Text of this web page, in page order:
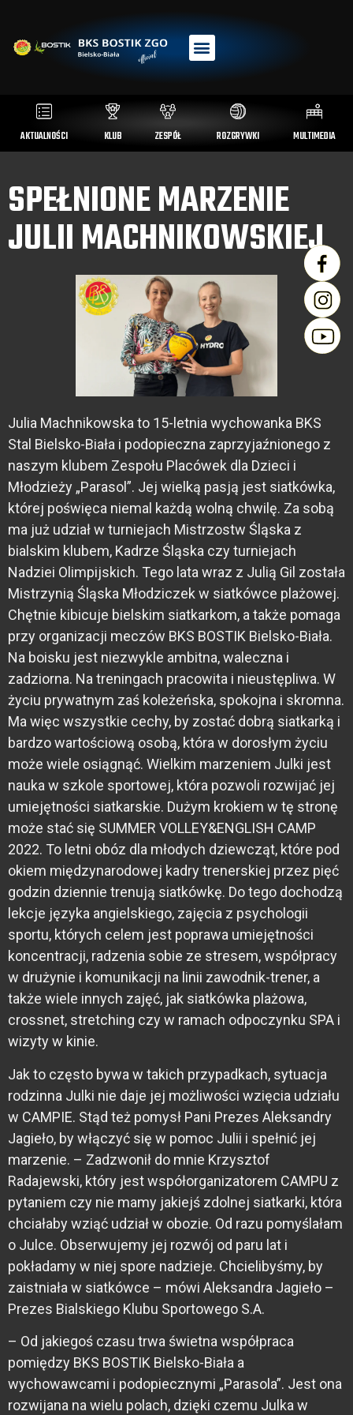
AKTUALNOŚCI KLUB ZESPÓŁ ROZGRYWKI MULTIMEDIA
SPEŁNIONE MARZENIE
JULII MACHNIKOWSKIEJ
Julia Machnikowska to 15-letnia wychowanka BKS
Stal Bielsko-Biała i podopieczna zaprzyjaźnionego z
naszym klubem Zespołu Placówek dla Dzieci i
Młodzieży „Parasol”. Jej wielką pasją jest siatkówka,
której poświęca niemal każdą wolną chwilę. Za sobą
ma już udział w turniejach Mistrzostw Śląska z
bialskim klubem, Kadrze Śląska czy turniejach
Nadziei Olimpijskich. Tego lata wraz z Julią Gil została
Mistrzynią Śląska Młodziczek w siatkówce plażowej.
Chętnie kibicuje bielskim siatkarkom, a także pomaga
przy organizacji meczów BKS BOSTIK Bielsko-Biała.
Na boisku jest niezwykle ambitna, waleczna i
zadziorna. Na treningach pracowita i nieustępliwa. W
życiu prywatnym zaś koleżeńska, spokojna i skromna.
Ma więc wszystkie cechy, by zostać dobrą siatkarką i
bardzo wartościową osobą, która w dorosłym życiu
może wiele osiągnąć. Wielkim marzeniem Julki jest
nauka w szkole sportowej, która pozwoli rozwijać jej
umiejętności siatkarskie. Dużym krokiem w tę stronę
może stać się SUMMER VOLLEY&ENGLISH CAMP
2022. To letni obóz dla młodych dziewcząt, które pod
okiem międzynarodowej kadry trenerskiej przez pięć
godzin dziennie trenują siatkówkę. Do tego dochodzą
lekcje języka angielskiego, zajęcia z psychologii
sportu, których celem jest poprawa umiejętności
koncentracji, radzenia sobie ze stresem, współpracy
w drużynie i komunikacji na linii zawodnik-trener, a
także wiele innych zajęć, jak siatkówka plażowa,
crossnet, stretching czy w ramach odpoczynku SPA i
wizyty w kinie.
Jak to często bywa w takich przypadkach, sytuacja
rodzinna Julki nie daje jej możliwości wzięcia udziału
w CAMPIE. Stąd też pomysł Pani Prezes Aleksandry
Jagieło, by włączyć się w pomoc Julii i spełnić jej
marzenie. – Zadzwonił do mnie Krzysztof
Radajewski, który jest współorganizatorem CAMPU z
pytaniem czy nie mamy jakiejś zdolnej siatkarki, która
chciałaby wziąć udział w obozie. Od razu pomyślałam
o Julce. Obserwujemy jej rozwój od paru lat i
pokładamy w niej spore nadzieje. Chcielibyśmy, by
zaistniała w siatkówce – mówi Aleksandra Jagieło –
Prezes Bialskiego Klubu Sportowego S.A.
– Od jakiegoś czasu trwa świetna współpraca
pomiędzy BKS BOSTIK Bielsko-Biała a
wychowawcami i podopiecznymi „Parasola”. Jest ona
rozwijana na wielu polach, dzięki czemu Julka w